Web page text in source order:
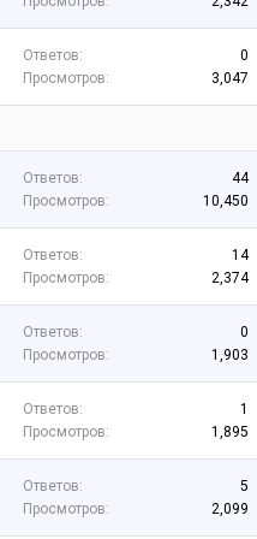
Ответов:
0
Просмотров:
3,047
Ответов:
44
Просмотров:
10,450
Ответов:
14
Просмотров:
2,374
Ответов:
0
Просмотров:
1,903
Ответов:
1
Просмотров:
1,895
Ответов:
5
Просмотров:
2,099